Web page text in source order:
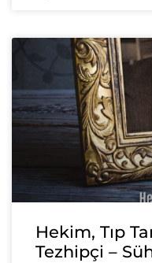
Hekim, Tıp
Tezhipçi –